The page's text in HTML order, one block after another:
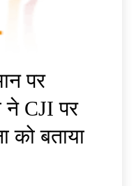
पर
ने CJI पर
बताया